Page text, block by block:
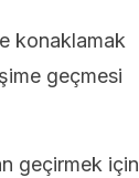
konaklamak
geçmesi
geçirmek için